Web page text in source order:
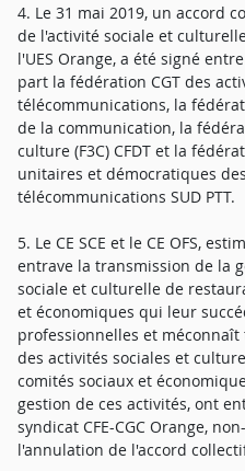
4. Le 31 mai 2019, un accord
de l'activité sociale et
l'UES Orange, a été signé
part la fédération CGT des
télécommunications, la
de la communication, la
culture (F3C) CFDT et la
unitaires et démocratiques
télécommunications SUD PTT.
5. Le CE SCE et le CE OFS,
entrave la transmission de la
sociale et culturelle de
et économiques qui leur
professionnelles et
des activités sociales et
comités sociaux et
gestion de ces activités, ont
syndicat CFE-CGC Orange,
l'annulation de l'accord